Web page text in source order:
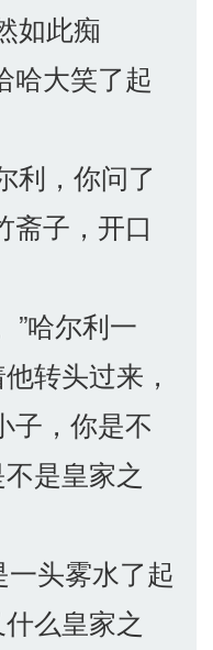
如此痴
哈大笑了起
利，你问了
斋子，开口
”哈尔利一
转头过来，
子，你是不
是皇家之
头雾水了起
么皇家之